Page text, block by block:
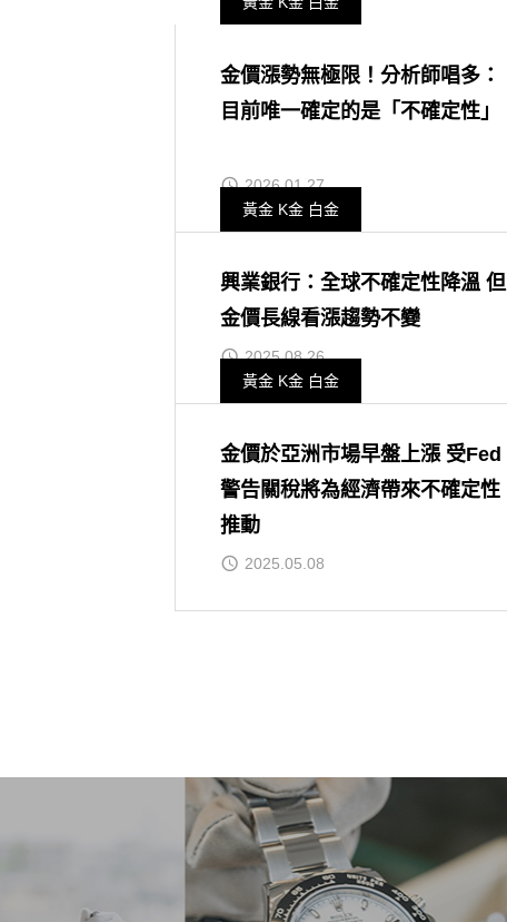
金價漲勢無極限！分析師唱多：
目前唯一確定的是「不確定性」
2026.01.27
黃金 K金 白金
興業銀行：全球不確定性降溫 但
金價長線看漲趨勢不變
2025.08.26
黃金 K金 白金
金價於亞洲市場早盤上漲 受Fed
警告關稅將為經濟帶來不確定性
推動
2025.05.08